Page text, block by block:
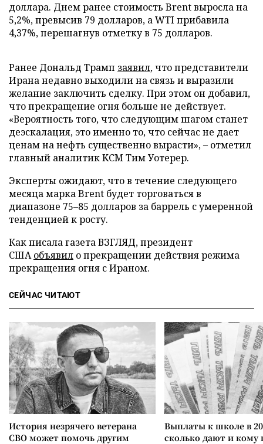
доллара. Днем ранее стоимость Brent выросла на
5,2%, превысив 79 долларов, а WTI прибавила
4,37%, перешагнув отметку в 75 долларов.
Ранее Дональд Трамп заявил, что представители
Ирана недавно выходили на связь и выразили
желание заключить сделку. При этом он добавил,
что прекращение огня больше не действует.
«Вероятность того, что следующим шагом станет
деэскалация, это именно то, что сейчас не дает
ценам на нефть существенно вырасти», – отметил
главный аналитик KCM Тим Уотерер.
Эксперты ожидают, что в течение следующего
месяца марка Brent будет торговаться в
диапазоне 75–85 долларов за баррель с умеренной
тенденцией к росту.
Как писала газета ВЗГЛЯД, президент
СШАобъявил о прекращении действия режима
прекращения огня с Ираном.
СЕЙЧАС ЧИТАЮТ
История незрячего ветерана
СВО может помочь другим
Выплаты к школе в
сколько дают и